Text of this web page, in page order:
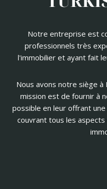
Notre entreprise est
professionnels très
l'immobilier et ayant fait
Nous avons notre siège
mission est de fournir à
possible en leur offrant
couvrant tous les